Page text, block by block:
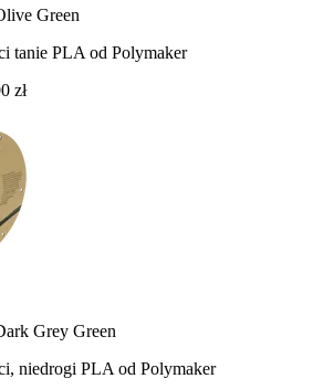
Green
tanie PLA od Polymaker
zł
Grey Green
niedrogi PLA od Polymaker